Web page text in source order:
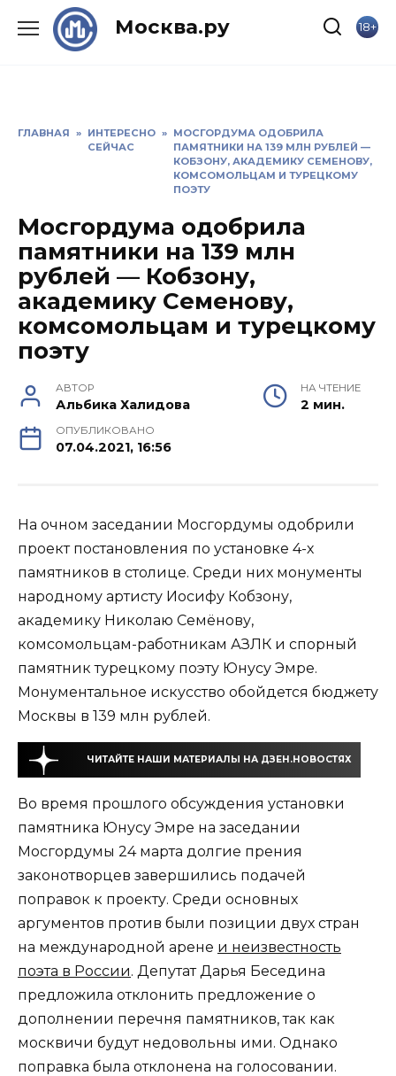
Москва.ру 18+
ГЛАВНАЯ » ИНТЕРЕСНО
СЕЙЧАС
» МОСГОРДУМА ОДОБРИЛА
ПАМЯТНИКИ НА 139 МЛН РУБЛЕЙ —
КОБЗОНУ, АКАДЕМИКУ СЕМЕНОВУ,
КОМСОМОЛЬЦАМ И ТУРЕЦКОМУ
ПОЭТУ
Мосгордума одобрила
памятники на 139 млн
рублей — Кобзону,
академику Семенову,
комсомольцам и турецкому
поэту
АВТОР
Альбика Халидова
НА ЧТЕНИЕ
2 мин.
ОПУБЛИКОВАНО
07.04.2021, 16:56
На очном заседании Мосгордумы одобрили
проект постановления по установке 4-х
памятников в столице. Среди них монументы
народному артисту Иосифу Кобзону,
академику Николаю Семёнову,
комсомольцам-работникам АЗЛК и спорный
памятник турецкому поэту Юнусу Эмре.
Монументальное искусство обойдется бюджету
Москвы в 139 млн рублей.
ЧИТАЙТЕ НАШИ МАТЕРИАЛЫ НА ДЗЕН.НОВОСТЯХ
Во время прошлого обсуждения установки
памятника Юнусу Эмре на заседании
Мосгордумы 24 марта долгие прения
законотворцев завершились подачей
поправок к проекту. Среди основных
аргументов против были позиции двух стран
на международной арене и неизвестность
поэта в России. Депутат Дарья Беседина
предложила отклонить предложение о
дополнении перечня памятников, так как
москвичи будут недовольны ими. Однако
поправка была отклонена на голосовании.